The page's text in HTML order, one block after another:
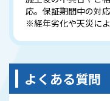
応。保証期間中の対応
※経年劣化や天災に
よくある質問